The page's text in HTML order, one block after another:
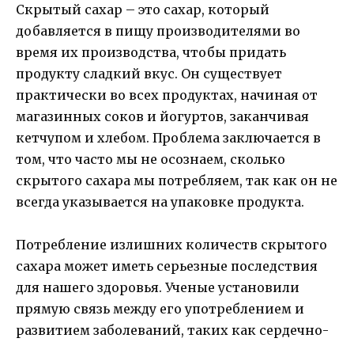
Скрытый сахар – это сахар, который
добавляется в пищу производителями во
время их производства, чтобы придать
продукту сладкий вкус. Он существует
практически во всех продуктах, начиная от
магазинных соков и йогуртов, заканчивая
кетчупом и хлебом. Проблема заключается в
том, что часто мы не осознаем, сколько
скрытого сахара мы потребляем, так как он не
всегда указывается на упаковке продукта.
Потребление излишних количеств скрытого
сахара может иметь серьезные последствия
для нашего здоровья. Ученые установили
прямую связь между его употреблением и
развитием заболеваний, таких как сердечно-